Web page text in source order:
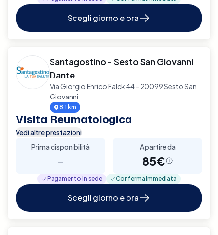
Scegli giorno e ora
Santagostino - Sesto San Giovanni
Dante
Via Giorgio Enrico Falck 44 - 20099 Sesto San
Giovanni
8.1 km
Visita Reumatologica
Vedi altre prestazioni
Prima disponibilità
-
A partire da
85€
Pagamento in sede Conferma immediata
Scegli giorno e ora